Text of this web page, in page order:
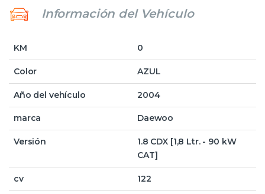
Información del Vehículo
KM 0
Color AZUL
Año del vehículo 2004
marca Daewoo
Versión
1.8 CDX [1,8 Ltr. - 90 kW
CAT]
cv 122